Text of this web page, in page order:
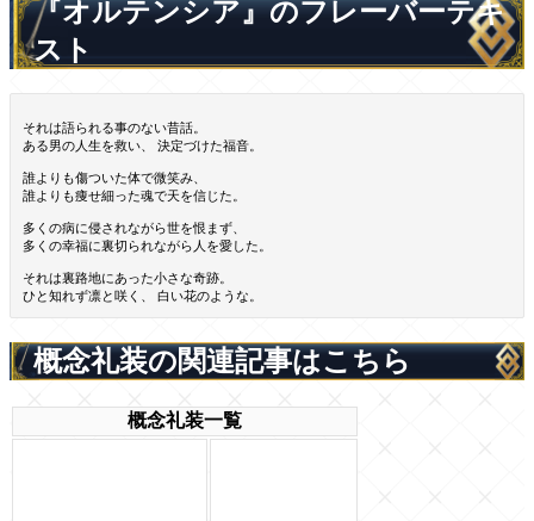
『オルテンシア』のフレーバーテキ
スト
それは語られる事のない昔話。
ある男の人生を救い、 決定づけた福音。
誰よりも傷ついた体で微笑み、
誰よりも痩せ細った魂で天を信じた。
多くの病に侵されながら世を恨まず、
多くの幸福に裏切られながら人を愛した。
それは裏路地にあった小さな奇跡。
ひと知れず凛と咲く、 白い花のような。
概念礼装の関連記事はこちら
概念礼装一覧